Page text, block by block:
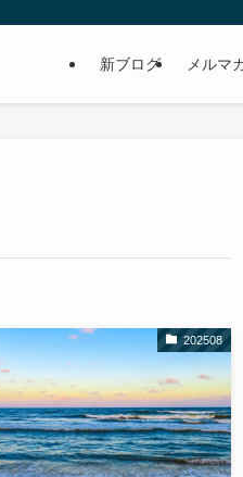
グです。私が見つけた【ご縁を魅き
新ブログ メルマ
202508